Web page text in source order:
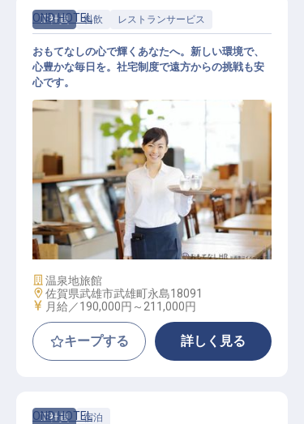
正社員 料飲 レストランサービス
ホテルレストランスタッフ
OND HOTEL
おもてなしの心で輝くあなたへ。新しい環境で、
心豊かな毎日を。社宅制度で遠方からの挑戦も安
心です。
施設業態
温泉地旅館
勤務地
佐賀県武雄市武雄町永島18091
給与
月給／190,000円～ 211,000円
キープする 詳しく見る
正社員
宿泊
OND HOTEL